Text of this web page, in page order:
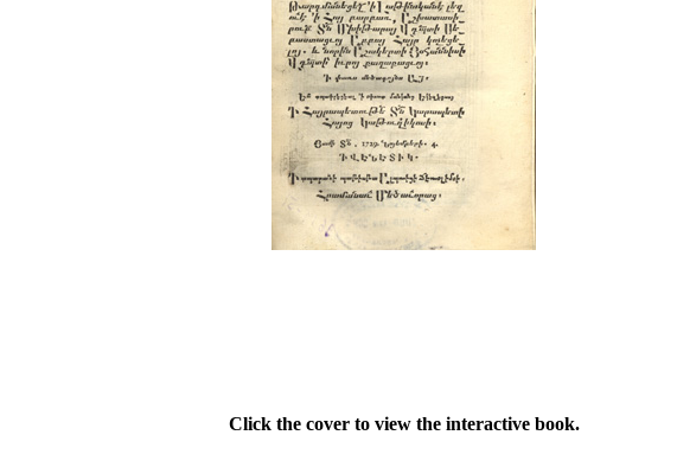
Click the cover to view the interactive book.